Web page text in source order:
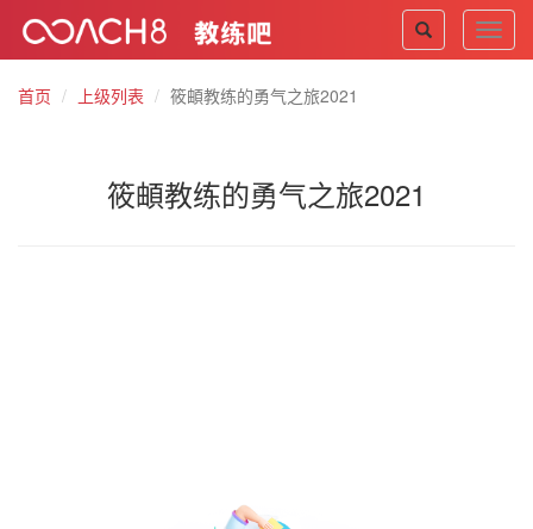
首页
上级列表 筱頔教练的勇气之旅2021
筱頔教练的勇气之旅2021